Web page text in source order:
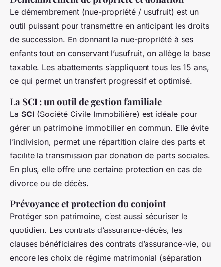
Le démembrement (nue-propriété / usufruit) est un
outil puissant pour transmettre en anticipant les droits
de succession. En donnant la nue-propriété à ses
enfants tout en conservant l’usufruit, on allège la base
taxable. Les abattements s’appliquent tous les 15 ans,
ce qui permet un transfert progressif et optimisé.
La SCI : un outil de gestion familiale
La SCI (Société Civile Immobilière) est idéale pour
gérer un patrimoine immobilier en commun. Elle évite
l’indivision, permet une répartition claire des parts et
facilite la transmission par donation de parts sociales.
En plus, elle offre une certaine protection en cas de
divorce ou de décès.
Prévoyance et protection du conjoint
Protéger son patrimoine, c’est aussi sécuriser le
quotidien. Les contrats d’assurance-décès, les
clauses bénéficiaires des contrats d’assurance-vie, ou
encore les choix de régime matrimonial (séparation